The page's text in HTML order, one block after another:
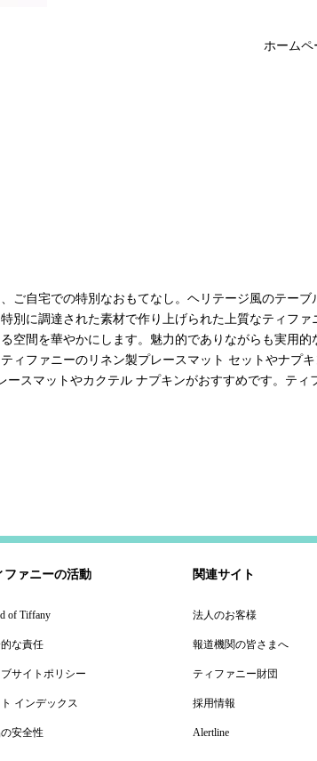
ホームペ
ご自宅での特別なおもてなし。ヘリテージ風のテー
別に調達された素材で作り上げられた上質なティフ
空間を華やかにします。魅力的でありながらも実用
ィファニーのリネン製プレースマット セットやナ
スマットやカクテル ナプキンがおすすめです。テ
ファニーの活動
of Tiffany
な責任
サイトポリシー
インデックス
安全性
関連サイト
法人のお客様
報道機関の皆さまへ
ティファニー財団
採用情報
Alertline